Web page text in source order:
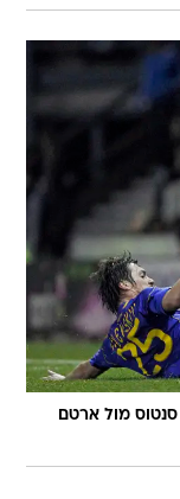
סנטוס מול ארטם